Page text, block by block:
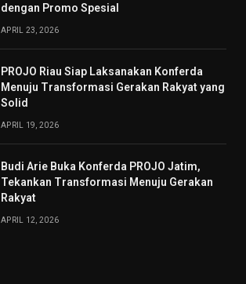
dengan Promo Spesial
APRIL 23, 2026
PROJO Riau Siap Laksanakan Konferda
Menuju Transformasi Gerakan Rakyat yang
Solid
APRIL 19, 2026
Budi Arie Buka Konferda PROJO Jatim,
Tekankan Transformasi Menuju Gerakan
Rakyat
APRIL 12, 2026